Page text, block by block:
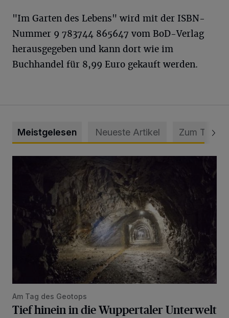
"Im Garten des Lebens" wird mit der ISBN-
Nummer 9 783744 865647 vom BoD-Verlag
herausgegeben und kann dort wie im
Buchhandel für 8,99 Euro gekauft werden.
Meistgelesen Neueste Artikel Zum Thema
Am Tag des Geotops
Tief hinein in die Wuppertaler Unterwelt